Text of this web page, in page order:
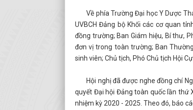
Về phía Trường Đại học Y Dược
UVBCH Đảng bộ Khối các cơ quan
đồng trường; Ban Giám hiệu, Bí thư,
đơn vị trong toàn trường; Ban
sinh viên; Chủ tịch, Phó Chủ tịch Hội
Hội nghị đã được nghe đồng chí
quyết Đại hội Đảng toàn quốc lần thứ
nhiệm kỳ 2020 - 2025. Theo đó, báo